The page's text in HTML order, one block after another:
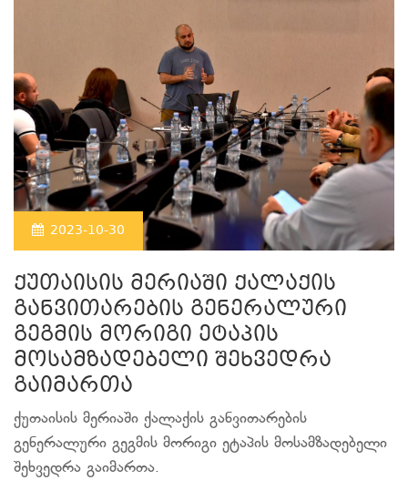
2023-10-30
ქუთაისის მერიაში ქალაქის
განვითარების გენერალური
გეგმის მორიგი ეტაპის
მოსამზადებელი შეხვედრა
გაიმართა
ქუთაისის მერიაში ქალაქის განვითარების
გენერალური გეგმის მორიგი ეტაპის მოსამზადებელი
შეხვედრა გაიმართა.